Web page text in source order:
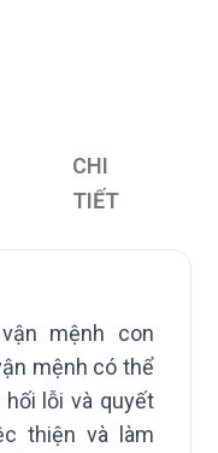
CHI
TIẾT
mệnh con
mệnh có thể
lỗi và quyết
thiện và làm